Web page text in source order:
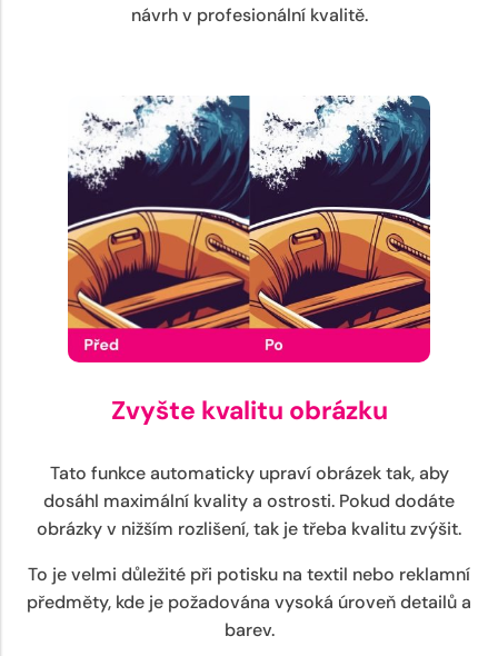
návrh v profesionální kvalitě.
Zvyšte kvalitu obrázku
Tato funkce automaticky upraví obrázek tak, aby
dosáhl maximální kvality a ostrosti. Pokud dodáte
obrázky v nižším rozlišení, tak je třeba kvalitu zvýšit.
To je velmi důležité při potisku na textil nebo reklamní
předměty, kde je požadována vysoká úroveň detailů a
barev.